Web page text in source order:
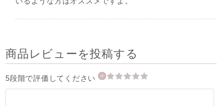
商品レビューを投稿する
5段階で評価してください